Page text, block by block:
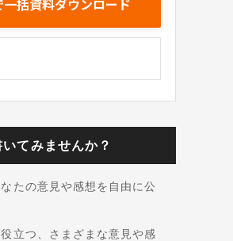
てみませんか？
たの意見や感想を自由に公
立つ、さまざまな意見や感